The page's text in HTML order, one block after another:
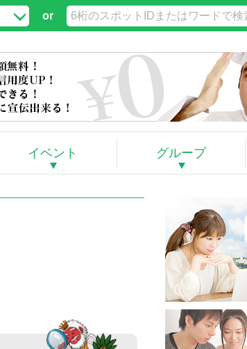
or
イベント グループ